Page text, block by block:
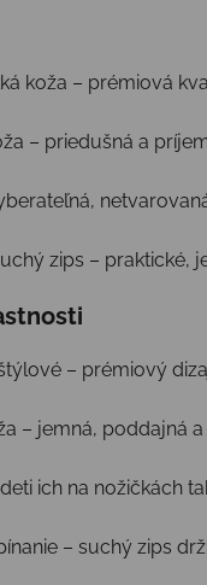
koža – prémiová
– priedušná a
zips – praktické,
– prémiový
– jemná, poddajná
ich na nožičkách
– suchý zips